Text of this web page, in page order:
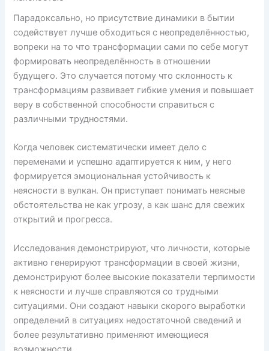
Парадоксально, но присутствие динамики в бытии
содействует лучше обходиться с неопределённостью,
вопреки на то что трансформации сами по себе могут
формировать неопределённость в отношении
будущего. Это случается потому что склонность к
трансформациям развивает гибкие умения и повышает
веру в собственной способности справиться с
различными трудностями.
Когда человек систематически имеет дело с
переменами и успешно адаптируется к ним, у него
формируется эмоциональная устойчивость к
неясности в вулкан. Он приступает понимать неясные
обстоятельства не как угрозу, а как шанс для свежих
открытий и прогресса.
Исследования демонстрируют, что личности, которые
активно генерируют трансформации в своей жизни,
демонстрируют более высокие показатели терпимости
к неясности и лучше справляются со трудными
ситуациями. Они создают навыки скорого выработки
определений в ситуациях недостаточной сведений и
более результативно применяют имеющиеся